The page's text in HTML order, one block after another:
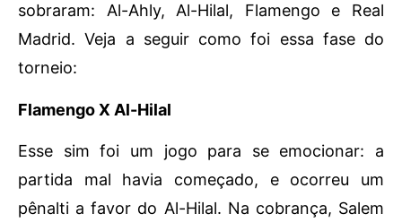
sobraram: Al-Ahly, Al-Hilal, Flamengo e Real
Madrid. Veja a seguir como foi essa fase do
torneio:
Flamengo X Al-Hilal
Esse sim foi um jogo para se emocionar: a
partida mal havia começado, e ocorreu um
pênalti a favor do Al-Hilal. Na cobrança, Salem